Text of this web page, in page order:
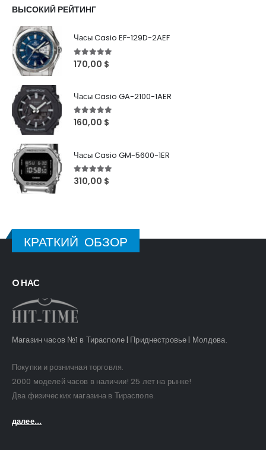
ВЫСОКИЙ РЕЙТИНГ
Часы Casio EF-129D-2AEF
5out of 5
170,00 $
Часы Casio GA-2100-1AER
5out of 5
160,00 $
Часы Casio GM-5600-1ER
5out of 5
310,00 $
КРАТКИЙ ОБЗОР
O НАС
Магазин часов №1 в Тирасполе | Приднестровье | Молдова.
Покупки и розничная торговля.
2000 моделей часов в наличии! 25 лет на рынке!
Два физических магазина в Тирасполе.
далее...